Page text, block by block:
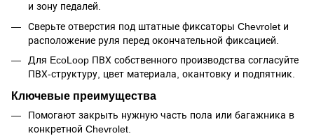
и зону педалей.
Сверьте отверстия под штатные фиксаторы Chevrolet и
расположение руля перед окончательной фиксацией.
Для EcoLoop ПВХ собственного производства согласуйте
ПВХ-структуру, цвет материала, окантовку и подпятник.
Ключевые преимущества
Помогают закрыть нужную часть пола или багажника в
конкретной Chevrolet.